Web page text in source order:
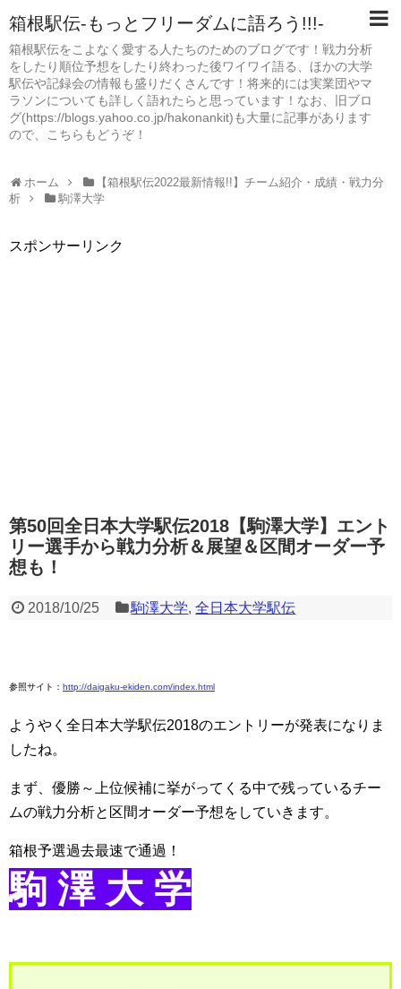
箱根駅伝-もっとフリーダムに語ろう!!!-
箱根駅伝をこよなく愛する人たちのためのブログです！戦力分析
をしたり順位予想をしたり終わった後ワイワイ語る、ほかの大学
駅伝や記録会の情報も盛りだくさんです！将来的には実業団やマ
ラソンについても詳しく語れたらと思っています！なお、旧ブロ
グ(https://blogs.yahoo.co.jp/hakonankit)も大量に記事があります
ので、こちらもどうぞ！
ホーム
【箱根駅伝2022最新情報!!】チーム紹介・成績・戦力分
析
駒澤大学
スポンサーリンク
第50回全日本大学駅伝2018【駒澤大学】エント
リー選手から戦力分析＆展望＆区間オーダー予
想も！
2018/10/25 駒澤大学,全日本大学駅伝
参照サイト： http://daigaku-ekiden.com/index.html
ようやく全日本大学駅伝2018のエントリーが発表になりま
したね。
まず、優勝～上位候補に挙がってくる中で残っているチー
ムの戦力分析と区間オーダー予想をしていきます。
箱根予選過去最速で通過！
駒 澤 大 学